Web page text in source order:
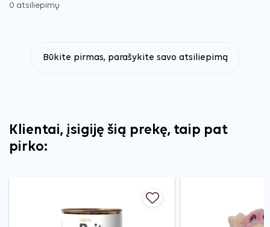
0 atsiliepimų
Būkite pirmas, parašykite savo atsiliepimą
Klientai, įsigiję šią prekę, taip pat
pirko: